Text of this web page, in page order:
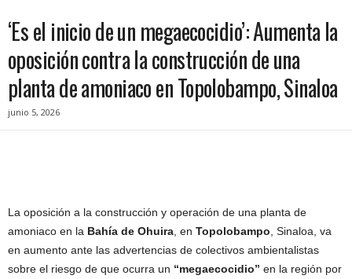
‘Es el inicio de un megaecocidio’: Aumenta la
oposición contra la construcción de una
planta de amoniaco en Topolobampo, Sinaloa
junio 5, 2026
La oposición a la construcción y operación de una planta de
amoniaco en la Bahía de Ohuira , en Topolobampo , Sinaloa, va
en aumento ante las advertencias de colectivos ambientalistas
sobre el riesgo de que ocurra un “megaecocidio” en la región por